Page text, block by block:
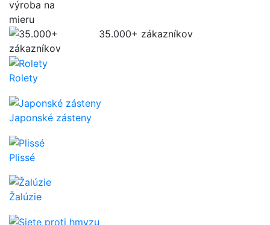
35.000+ zákazníkov
Rolety
Japonské zásteny
Plissé
Žalúzie